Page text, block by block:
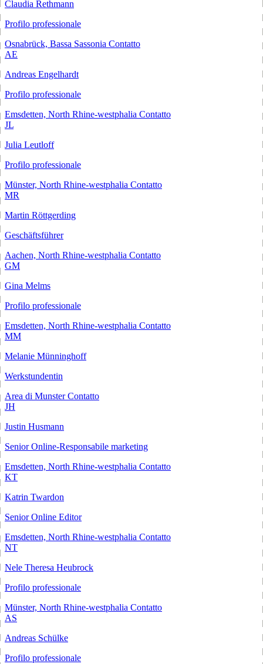
Claudia Rethmann
Profilo professionale
Osnabrück, Bassa Sassonia Contatto
AE
Andreas Engelhardt
Profilo professionale
Emsdetten, North Rhine-westphalia Contatto
JL
Julia Leutloff
Profilo professionale
Münster, North Rhine-westphalia Contatto
MR
Martin Röttgerding
Geschäftsführer
Aachen, North Rhine-westphalia Contatto
GM
Gina Melms
Profilo professionale
Emsdetten, North Rhine-westphalia Contatto
MM
Melanie Münninghoff
Werkstundentin
Area di MunsterContatto
JH
Justin Husmann
Senior Online-Responsabile marketing
Emsdetten, North Rhine-westphalia Contatto
KT
Katrin Twardon
Senior Online Editor
Emsdetten, North Rhine-westphalia Contatto
NT
Nele Theresa Heubrock
Profilo professionale
Münster, North Rhine-westphalia Contatto
AS
Andreas Schülke
Profilo professionale